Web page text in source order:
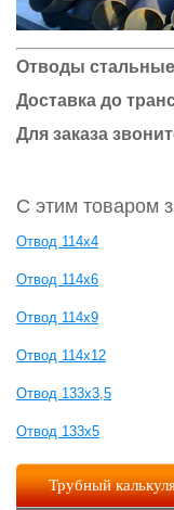
Отводы
Доставка до
Для заказа
С этим товаром
Отвод 114х4
Отвод 114х6
Отвод 114х9
Отвод 114х12
Отвод 133х3,5
Отвод 133х5
Трубный